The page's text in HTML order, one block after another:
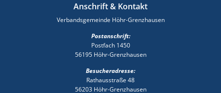
Anschrift & Kontakt
Verbandsgemeinde Höhr-Grenzhausen
Postanschrift:
Postfach 1450
56195 Höhr-Grenzhausen
Besucheradresse:
Rathausstraße 48
56203 Höhr-Grenzhausen